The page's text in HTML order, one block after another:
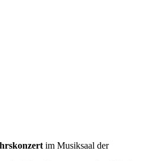
im Musiksaal der